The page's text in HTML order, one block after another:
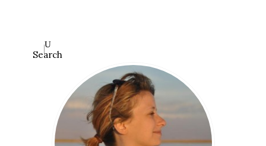
Search